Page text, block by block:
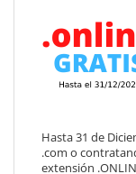
Hasta 31 de
.com o
extensión